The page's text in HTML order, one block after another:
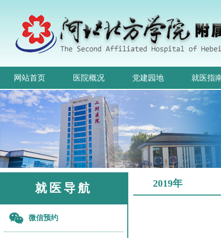
网站首页 医院概况 党建园地 就医指
就医导航
微信预约
2019年